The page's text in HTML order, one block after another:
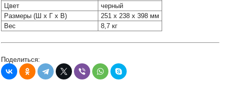
Цвет
черный
Размеры (Ш x Г x В)
251 x 238 x 398 мм
Вес
8,7 кг
Поделиться: